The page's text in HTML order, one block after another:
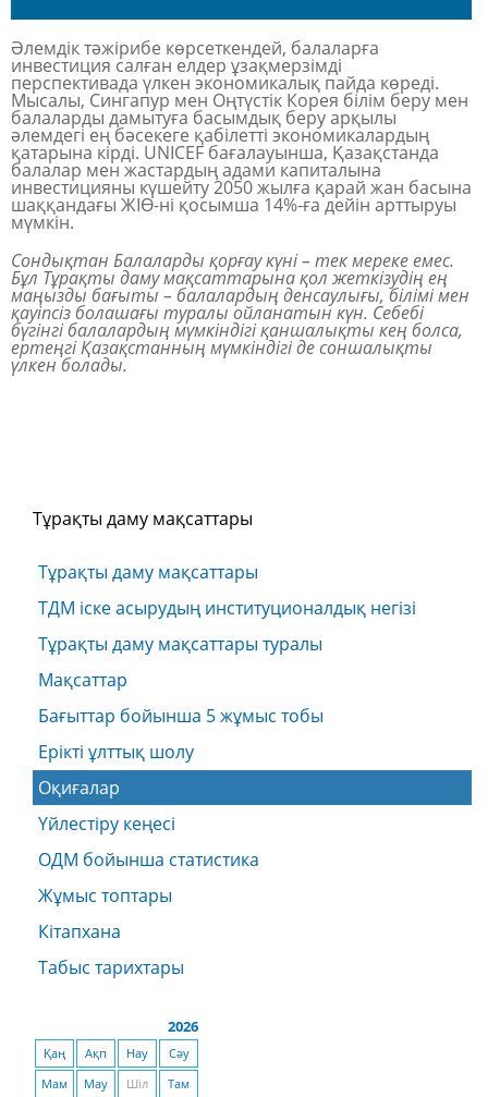
Әлемдік тәжірибе көрсеткендей, балаларға
инвестиция салған елдер ұзақмерзімді
перспективада үлкен экономикалық пайда көреді.
Мысалы, Сингапур мен Оңтүстік Корея білім беру мен
балаларды дамытуға басымдық беру арқылы
әлемдегі ең бәсекеге қабілетті экономикалардың
қатарына кірді. UNICEF бағалауынша, Қазақстанда
балалар мен жастардың адами капиталына
инвестицияны күшейту 2050 жылға қарай жан басына
шаққандағы ЖІӨ-ні қосымша 14%-ға дейін арттыруы
мүмкін.
Сондықтан Балаларды қорғаукүні– текмерекеемес.
Бұл Тұрақты дамумақсаттарынақол жеткізудің ең
маңызды бағыты – балалардың денсаулығы, білімімен
қауіпсізболашағы туралы ойланатынкүн. Себебі
бүгінгібалалардың мүмкіндігіқаншалықты кең болса,
ертеңгіҚазақстанның мүмкіндігідесоншалықты
үлкен болады.
Тұрақты даму мақсаттары
Тұрақты даму мақсаттары
ТДМ іске асырудың институционалдық негізі
Тұрақты даму мақсаттары туралы
Мақсаттар
Бағыттар бойынша 5 жұмыс тобы
Ерікті ұлттық шолу
Оқиғалар
Үйлестіру кеңесі
ОДМ бойынша статистика
Жұмыс топтары
Кітапхана
Табыс тарихтары
2026
Қаң Ақп Нау
Сәу
Мам
Мау Шіл Там